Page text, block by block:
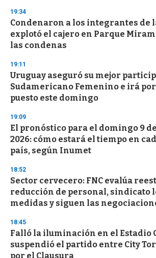
19:34
Condenaron a los integrantes de
explotó el cajero en Parque
las condenas
19:11
Uruguay aseguró su mejor
Sudamericano Femenino e irá
puesto este domingo
19:09
El pronóstico para el domingo 9
2026: cómo estará el tiempo en
país, según Inumet
18:52
Sector cervecero: FNC evalúa
reducción de personal, sindicato
medidas y siguen las
18:45
Falló la iluminación en el Estadio
suspendió el partido entre City
por el Clausura